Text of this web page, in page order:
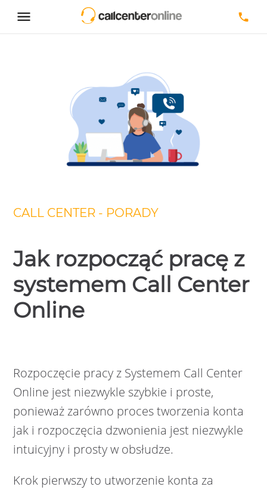
CALL CENTER - PORADY
Jak rozpocząć pracę z
systemem Call Center
Online
Rozpoczęcie pracy z Systemem Call Center
Online jest niezwykle szybkie i proste,
ponieważ zarówno proces tworzenia konta
jak i rozpoczęcia dzwonienia jest niezwykle
intuicyjny i prosty w obsłudze.
Krok pierwszy to utworzenie konta za